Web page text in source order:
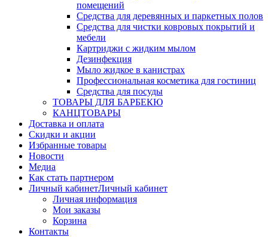
помещений
Средства для деревянных и паркетных полов
Средства для чистки ковровых покрытий и
мебели
Картриджи с жидким мылом
Дезинфекция
Мыло жидкое в канистрах
Профессиональная косметика для гостиниц
Средства для посуды
ТОВАРЫ ДЛЯ БАРБЕКЮ
КАНЦТОВАРЫ
Доставка и оплата
Скидки и акции
Избранные товары
Новости
Медиа
Как стать партнером
Личный кабинетЛичный кабинет
Личная информация
Мои заказы
Корзина
Контакты